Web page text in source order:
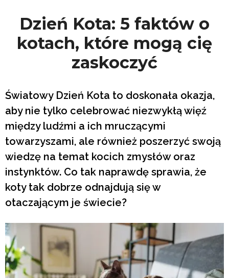
Dzień Kota: 5 faktów o
kotach, które mogą cię
zaskoczyć
Światowy Dzień Kota to doskonała okazja,
aby nie tylko celebrować niezwykłą więź
między ludźmi a ich mruczącymi
towarzyszami, ale również poszerzyć swoją
wiedzę na temat kocich zmysłów oraz
instynktów. Co tak naprawdę sprawia, że
koty tak dobrze odnajdują się w
otaczającym je świecie?